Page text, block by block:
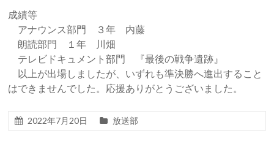
成績等
アナウンス部門 ３年 内藤
朗読部門 １年 川畑
テレビドキュメント部門 『最後の戦争遺跡』
以上が出場しましたが、いずれも準決勝へ進出すること
はできませんでした。応援ありがとうございました。
2022年7月20日 放送部